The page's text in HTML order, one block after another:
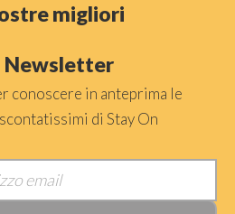
migliori
Newsletter
conoscere in anteprima le
di Stay On